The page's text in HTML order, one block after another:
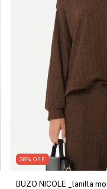
38% OFF
BUZO NICOLE _lanilla